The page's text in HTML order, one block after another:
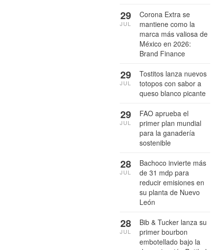
Corona Extra se
mantiene como la
marca más valiosa de
México en 2026:
Brand Finance
29
JUL
Tostitos lanza nuevos
totopos con sabor a
queso blanco picante
29
JUL
FAO aprueba el
primer plan mundial
para la ganadería
sostenible
29
JUL
Bachoco invierte más
de 31 mdp para
reducir emisiones en
su planta de Nuevo
León
28
JUL
Bib & Tucker lanza su
primer bourbon
embotellado bajo la
28
JUL